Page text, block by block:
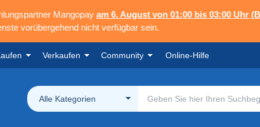
Mangopay am 6. August von 01:00 bis 03:00 Uhr
vorübergehend nicht verfügbar sein.
Verkaufen Community Online-Hilfe
Alle Kategorien